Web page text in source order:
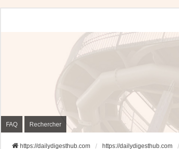
FAQ Rechercher
https://dailydigesthub.com https://dailydigesthub.com